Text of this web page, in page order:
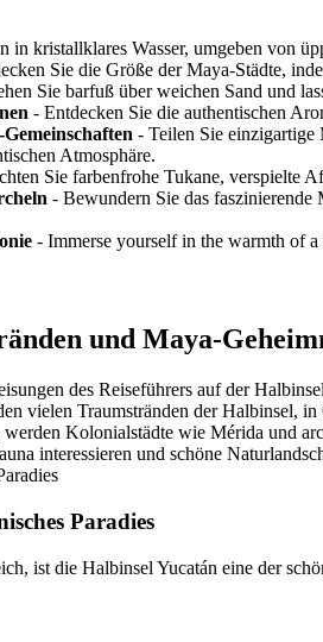
in kristallklares Wasser, umgeben von
Sie die Größe der Maya-Städte,
Sie barfuß über weichen Sand und
- Entdecken Sie die authentischen
- Teilen Sie einzigartige
Atmosphäre.
Sie farbenfrohe Tukane, verspielte
- Bewundern Sie das faszinierende
- Immerse yourself in the warmth of
und Maya-
des Reiseführers auf der
vielen Traumstränden der Halbinsel,
Kolonialstädte wie Mérida und
interessieren und schöne
Paradies
ist die Halbinsel Yucatán eine der